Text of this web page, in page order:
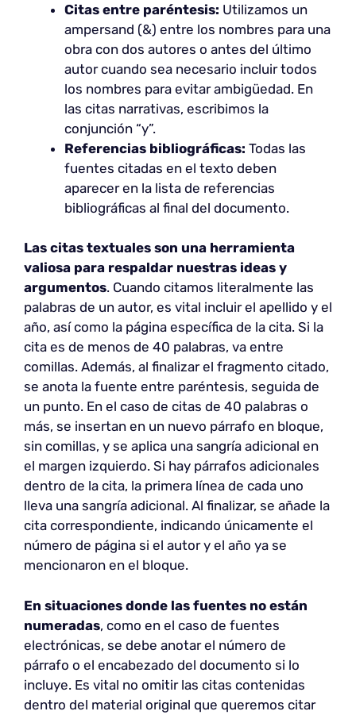
Citas entre paréntesis: Utilizamos un
ampersand (&) entre los nombres para una
obra con dos autores o antes del último
autor cuando sea necesario incluir todos
los nombres para evitar ambigüedad. En
las citas narrativas, escribimos la
conjunción “y”.
Referencias bibliográficas: Todas las
fuentes citadas en el texto deben
aparecer en la lista de referencias
bibliográficas al final del documento.
Las citas textuales son una herramienta
valiosa para respaldar nuestras ideas y
argumentos. Cuando citamos literalmente las
palabras de un autor, es vital incluir el apellido y el
año, así como la página específica de la cita. Si la
cita es de menos de 40 palabras, va entre
comillas. Además, al finalizar el fragmento citado,
se anota la fuente entre paréntesis, seguida de
un punto. En el caso de citas de 40 palabras o
más, se insertan en un nuevo párrafo en bloque,
sin comillas, y se aplica una sangría adicional en
el margen izquierdo. Si hay párrafos adicionales
dentro de la cita, la primera línea de cada uno
lleva una sangría adicional. Al finalizar, se añade la
cita correspondiente, indicando únicamente el
número de página si el autor y el año ya se
mencionaron en el bloque.
En situaciones donde las fuentes no están
numeradas, como en el caso de fuentes
electrónicas, se debe anotar el número de
párrafo o el encabezado del documento si lo
incluye. Es vital no omitir las citas contenidas
dentro del material original que queremos citar